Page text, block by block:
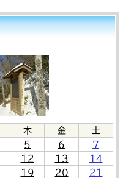
木 金
土
5 6
7
12 13
14
19 20
21